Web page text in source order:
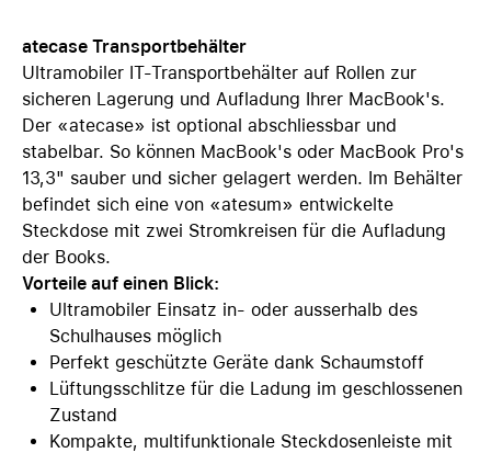
atecase Transportbehälter
Ultramobiler IT-Transportbehälter auf Rollen zur
sicheren Lagerung und Aufladung Ihrer MacBook's.
Der «atecase» ist optional abschliessbar und
stabelbar. So können MacBook's oder MacBook Pro's
13,3" sauber und sicher gelagert werden. Im Behälter
befindet sich eine von «atesum» entwickelte
Steckdose mit zwei Stromkreisen für die Aufladung
der Books.
Vorteile auf einen Blick:
Ultramobiler Einsatz in- oder ausserhalb des
Schulhauses möglich
Perfekt geschützte Geräte dank Schaumstoff
Lüftungsschlitze für die Ladung im geschlossenen
Zustand
Kompakte, multifunktionale Steckdosenleiste mit